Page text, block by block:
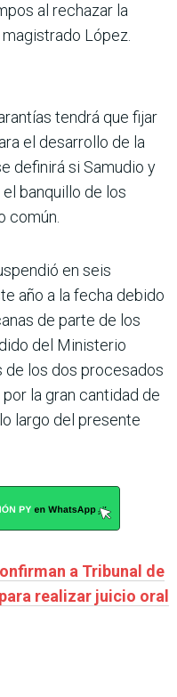
al rechazar la
López.
tendrá que fijar
el desarrollo de la
definirá si Samudio y
banquillo de los
común.
en seis
año a la fecha debido
de parte de los
del Ministerio
de los dos procesados
la gran cantidad de
largo del presente
a Tribunal de
realizar juicio oral